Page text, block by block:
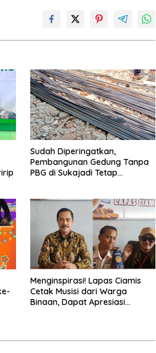
Sudah Diperingatkan,
Pembangunan Gedung Tanpa
PBG di Sukajadi Tetap
Menginspirasi! Lapas Ciamis
Cetak Musisi dari Warga
Binaan, Dapat Apresiasi